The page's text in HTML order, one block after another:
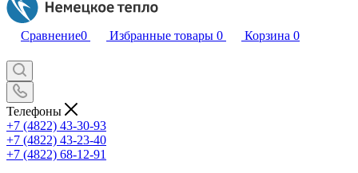
Сравнение0 Избранные товары 0 Корзина 0
Телефоны
+7 (4822) 43-30-93
+7 (4822) 43-23-40
+7 (4822) 68-12-91